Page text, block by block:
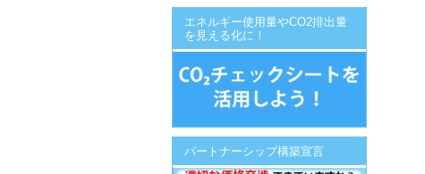
エネルギー使用量やCO2排出量
を見える化に！
パートナーシップ構築宣言